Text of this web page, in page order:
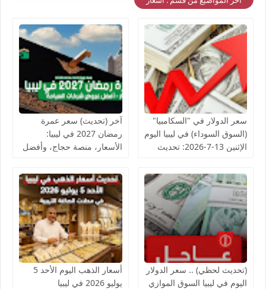
سعر الدولار في "السكامبيا"
(السوق السوداء) في ليبيا اليوم
الإثنين 13-7-2026: تحديث
آخر (تحديث) سعر عمرة
رمضان 2027 في ليبيا:
الأسعار، منصة حجاج، وأفضل
(تحديث لحظي) .. سعر الدولار
اليوم في ليبيا السوق الموازي
أسعار الذهب اليوم الأحد 5
يوليو 2026 في ليبيا